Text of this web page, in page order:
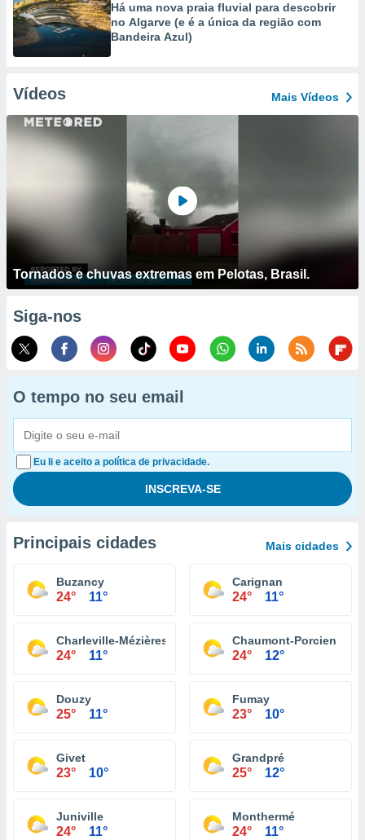
Há uma nova praia fluvial para descobrir
no Algarve (e é a única da região com
Bandeira Azul)
Vídeos Mais Vídeos
Tornados e chuvas extremas em Pelotas, Brasil.
Siga-nos
O tempo no seu email
Eu li e aceito a política de privacidade.
Principais cidades Mais cidades
Buzancy
24° 11°
Carignan
24° 11°
Charleville-Mézières
24° 11°
Chaumont-Porcien
24° 12°
Douzy
25° 11°
Fumay
23° 10°
Givet
23° 10°
Grandpré
25° 12°
Juniville
24° 11°
Monthermé
24° 11°